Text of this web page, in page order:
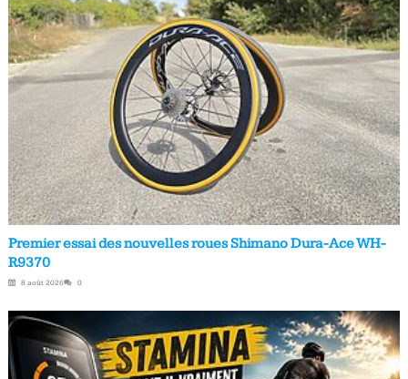
Premier essai des nouvelles roues Shimano Dura-Ace WH-
R9370
8 août 2026 0